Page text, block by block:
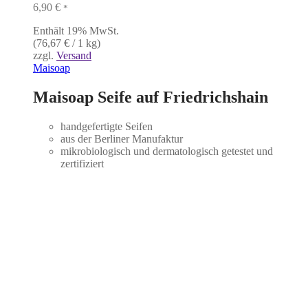
6,90 € *
Enthält 19% MwSt.
(76,67 € / 1 kg)
zzgl. Versand
Maisoap
Maisoap Seife auf Friedrichshain
handgefertigte Seifen
aus der Berliner Manufaktur
mikrobiologisch und dermatologisch getestet und
zertifiziert